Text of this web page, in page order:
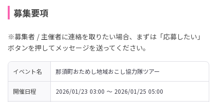
募集要項
※募集者 / 主催者に連絡を取りたい場合、まずは「応募したい」
ボタンを押してメッセージを送ってください。
イベント名 那須町おためし地域おこし協力隊ツアー
開催日程 2026/01/23 03:00 〜 2026/01/25 05:00